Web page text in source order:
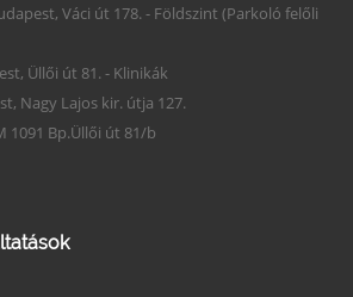
Váci út 178. - Földszint (Parkoló felőli
Üllői út 81. - Klinikák
Nagy Lajos kir. útja 127.
1091 Bp.Üllői út 81/b